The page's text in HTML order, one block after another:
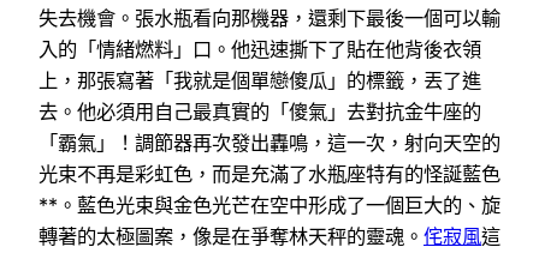
失去機會。張水瓶看向那機器，還剩下最後一個可以輸
入的「情緒燃料」口。他迅速撕下了貼在他背後衣領
上，那張寫著「我就是個單戀傻瓜」的標籤，丟了進
去。他必須用自己最真實的「傻氣」去對抗金牛座的
「霸氣」！調節器再次發出轟鳴，這一次，射向天空的
光束不再是彩虹色，而是充滿了水瓶座特有的怪誕藍色
**。藍色光束與金色光芒在空中形成了一個巨大的、旋
轉著的太極圖案，像是在爭奪林天秤的靈魂。 侘寂風這